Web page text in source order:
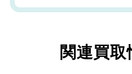
関連買取